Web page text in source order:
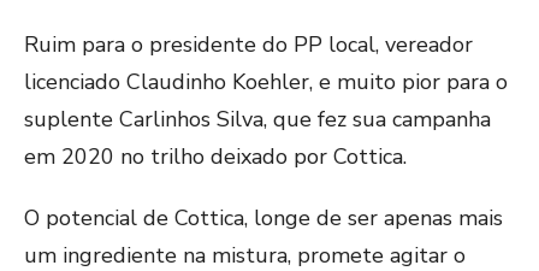
Ruim para o presidente do PP local, vereador
licenciado Claudinho Koehler, e muito pior para o
suplente Carlinhos Silva, que fez sua campanha
em 2020 no trilho deixado por Cottica.
O potencial de Cottica, longe de ser apenas mais
um ingrediente na mistura, promete agitar o